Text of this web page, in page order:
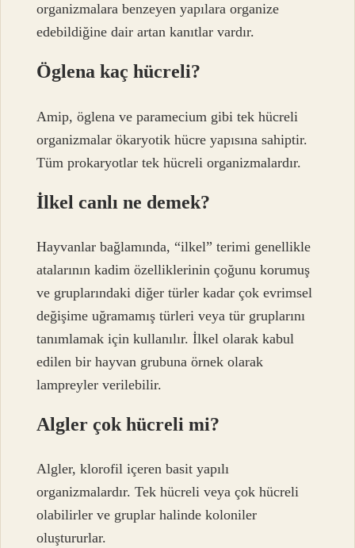
organizmalara benzeyen yapılara organize
edebildiğine dair artan kanıtlar vardır.
Öglena kaç hücreli?
Amip, öglena ve paramecium gibi tek hücreli
organizmalar ökaryotik hücre yapısına sahiptir.
Tüm prokaryotlar tek hücreli organizmalardır.
İlkel canlı ne demek?
Hayvanlar bağlamında, “ilkel” terimi genellikle
atalarının kadim özelliklerinin çoğunu korumuş
ve gruplarındaki diğer türler kadar çok evrimsel
değişime uğramamış türleri veya tür gruplarını
tanımlamak için kullanılır. İlkel olarak kabul
edilen bir hayvan grubuna örnek olarak
lampreyler verilebilir.
Algler çok hücreli mi?
Algler, klorofil içeren basit yapılı
organizmalardır. Tek hücreli veya çok hücreli
olabilirler ve gruplar halinde koloniler
oluştururlar.